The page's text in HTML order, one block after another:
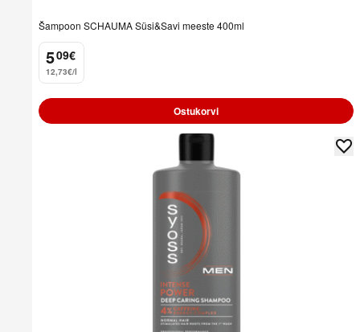
Šampoon SCHAUMA Süsi&Savi meeste 400ml
5
. 09€
12,73€/l
Ostukorvi